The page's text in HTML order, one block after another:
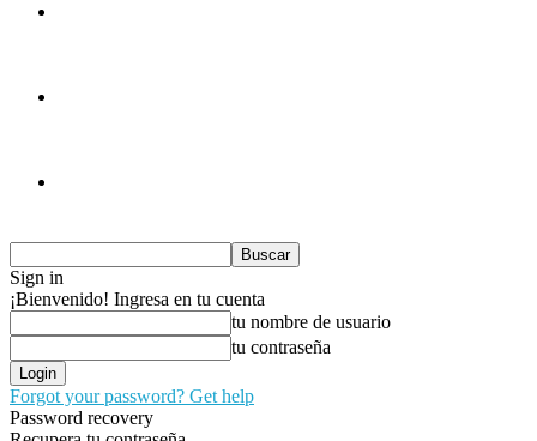
Sign in
¡Bienvenido! Ingresa en tu cuenta
tu nombre de usuario
tu contraseña
Forgot your password? Get help
Password recovery